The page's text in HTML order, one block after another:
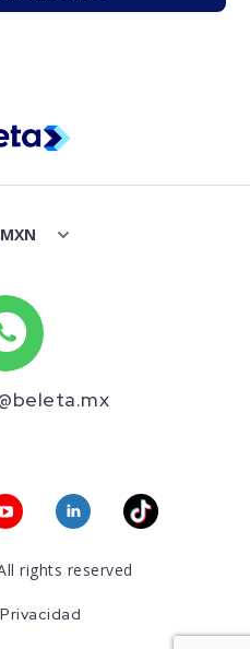
rights reserved